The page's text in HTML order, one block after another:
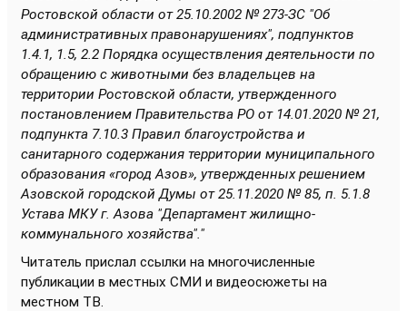
Ростовской области от 25.10.2002 № 273-ЗС "Об
административных правонарушениях", подпунктов
1.4.1, 1.5, 2.2 Порядка осуществления деятельности по
обращению с животными без владельцев на
территории Ростовской области, утвержденного
постановлением Правительства РО от 14.01.2020 № 21,
подпункта 7.10.3 Правил благоустройства и
санитарного содержания территории муниципального
образования «город Азов», утвержденных решением
Азовской городской Думы от 25.11.2020 № 85, п. 5.1.8
Устава МКУ г. Азова "Департамент жилищно-
коммунального хозяйства"."
Читатель прислал ссылки на многочисленные
публикации в местных СМИ и видеосюжеты на
местном ТВ.